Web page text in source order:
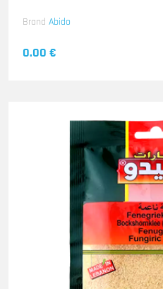
Brand Abido
0.00 €